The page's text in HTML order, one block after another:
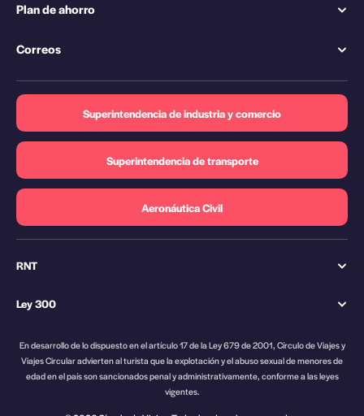
Plan de ahorro
Correos
Superintendencia de industria y comercio
Aeronáutica Civil
Superintendencia de transporte
RNT
Ley 300
En desarrollo de lo dispuesto en el artículo 17 de la Ley 679 de 2001, Círculo de Viajes y
Viajes Circular advierten al turista que la explotación y el abuso sexual de menores de
edad en el país son sancionados penal y administrativamente, conforme a las leyes
vigentes.